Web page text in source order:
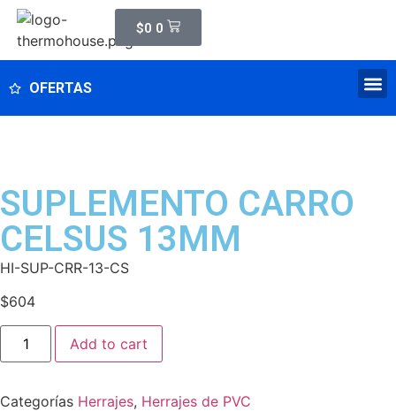
$0 0
OFERTAS
SUPLEMENTO CARRO
CELSUS 13MM
HI-SUP-CRR-13-CS
$604
Add to cart
Categorías Herrajes, Herrajes de PVC